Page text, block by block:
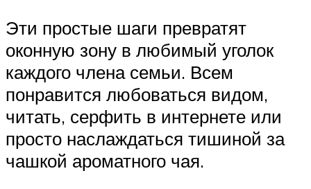
Эти простые шаги превратят
оконную зону в любимый уголок
каждого члена семьи. Всем
понравится любоваться видом,
читать, серфить в интернете или
просто наслаждаться тишиной за
чашкой ароматного чая.